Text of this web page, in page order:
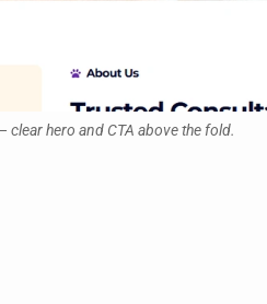
clear hero and CTA above the fold.